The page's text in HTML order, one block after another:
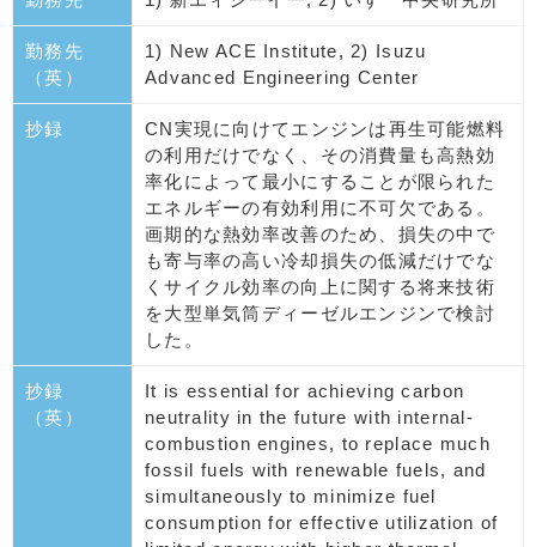
勤務先
（英）
1) New ACE Institute, 2) Isuzu
Advanced Engineering Center
抄録
CN実現に向けてエンジンは再生可能燃料
の利用だけでなく、その消費量も高熱効
率化によって最小にすることが限られた
エネルギーの有効利用に不可欠である。
画期的な熱効率改善のため、損失の中で
も寄与率の高い冷却損失の低減だけでな
くサイクル効率の向上に関する将来技術
を大型単気筒ディーゼルエンジンで検討
した。
抄録
（英）
It is essential for achieving carbon
neutrality in the future with internal-
combustion engines, to replace much
fossil fuels with renewable fuels, and
simultaneously to minimize fuel
consumption for effective utilization of